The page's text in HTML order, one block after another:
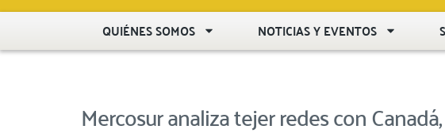
QUIÉNES SOMOS NOTICIAS Y EVENTOS
Mercosur analiza tejer redes con